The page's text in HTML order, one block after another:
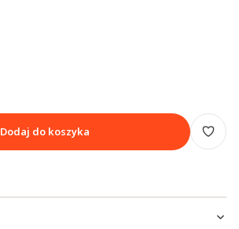
Dodaj do koszyka